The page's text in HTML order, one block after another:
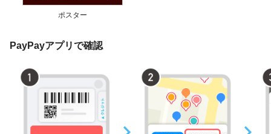
ポスター
PayPayアプリで確認